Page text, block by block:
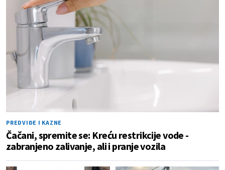
PREDVIĐE I KAZNE
Čačani, spremite se: Kreću restrikcije vode -
zabranjeno zalivanje, ali i pranje vozila